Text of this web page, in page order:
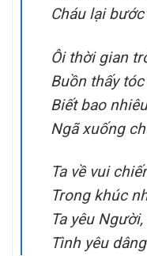
Cháu lại
Ôi thời gian
Buồn thấy
Biết bao
Ngã xuống
Ta về vui
Trong khúc
Ta yêu
Tình yêu